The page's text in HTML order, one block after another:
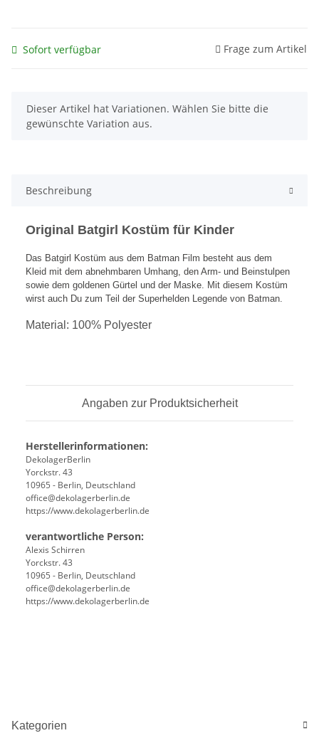
Sofort verfügbar Frage zum Artikel
x
Dieser Artikel hat Variationen. Wählen Sie bitte die
gewünschte Variation aus.
Beschreibung
Original Batgirl Kostüm für Kinder
Das Batgirl Kostüm aus dem Batman Film besteht aus dem
Kleid mit dem abnehmbaren Umhang, den Arm- und Beinstulpen
sowie dem goldenen Gürtel und der Maske. Mit diesem Kostüm
wirst auch Du zum Teil der Superhelden Legende von Batman.
Material: 100% Polyester
Angaben zur Produktsicherheit
Herstellerinformationen:
DekolagerBerlin
Yorckstr. 43
10965 - Berlin, Deutschland
office@dekolagerberlin.de
https://www.dekolagerberlin.de
verantwortliche Person:
Alexis Schirren
Yorckstr. 43
10965 - Berlin, Deutschland
office@dekolagerberlin.de
https://www.dekolagerberlin.de
Kategorien